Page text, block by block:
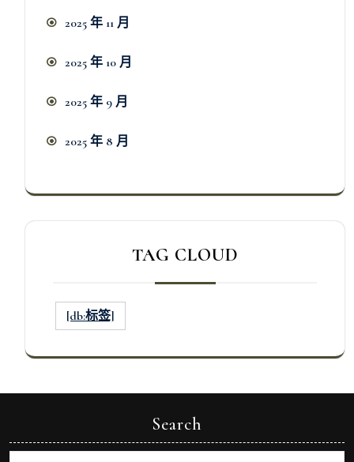
2025 年 11 月
2025 年 10 月
2025 年 9 月
2025 年 8 月
TAG CLOUD
[db:标签]
Search